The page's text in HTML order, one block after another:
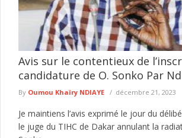
Avis sur le contentieux de
candidature de O. Sonko Par
By Oumou Khaïry NDIAYE décembre 21, 2023
Je maintiens l’avis exprimé le jour du
le juge du TIHC de Dakar annulant la